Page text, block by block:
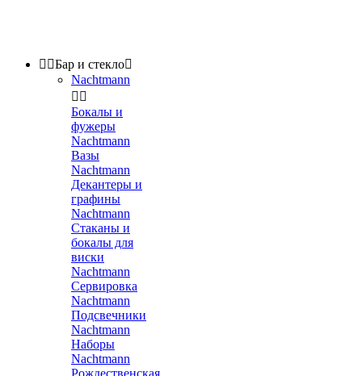
 Бар и стекло
Nachtmann
 
Бокалы и
фужеры
Nachtmann
Вазы
Nachtmann
Декантеры и
графины
Nachtmann
Стаканы и
бокалы для
виски
Nachtmann
Сервировка
Nachtmann
Подсвечники
Nachtmann
Наборы
Nachtmann
Рождественская